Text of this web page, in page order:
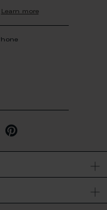
Learn more